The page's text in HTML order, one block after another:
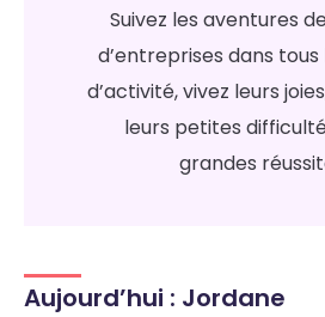
Suivez les aventures
d’entreprises dans
d’activité, vivez leurs
leurs petites
grandes
Aujourd’hui : Jordane